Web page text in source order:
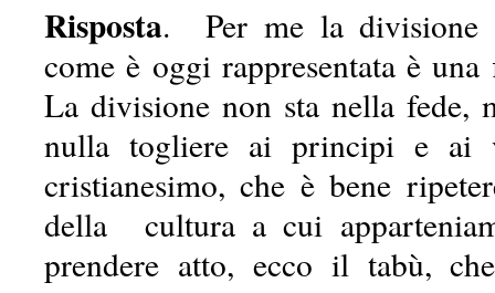
Risposta. Per me la divisione
come è oggi rappresentata è
La divisione non sta nella fede,
nulla togliere ai principi e ai
cristianesimo, che è bene
della cultura a cui
prendere atto, ecco il tabù,